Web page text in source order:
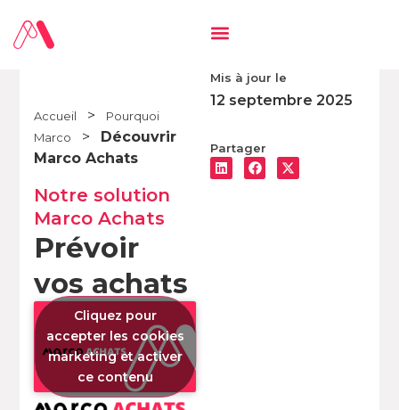
Accueil >
Pourquoi
Marco
>
Découvrir
Marco Achats
Notre solution
Marco Achats
Prévoir
vos achats
Cliquez pour
accepter les cookies
marketing et activer
ce contenu
Mis à jour le
12 septembre 2025
Partager